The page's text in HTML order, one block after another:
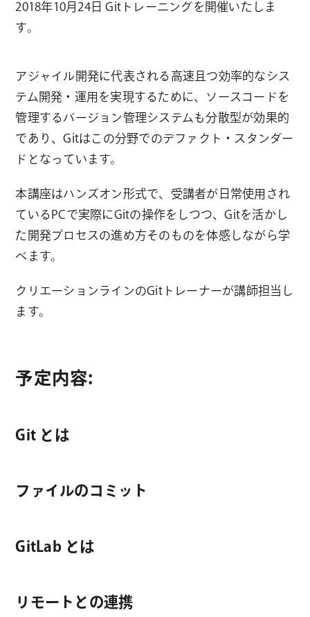
2018年10月24日 Gitトレーニングを開催いたしま
す。
アジャイル開発に代表される高速且つ効率的なシス
テム開発・運用を実現するために、ソースコードを
管理するバージョン管理システムも分散型が効果的
であり、Gitはこの分野でのデファクト・スタンダー
ドとなっています。
本講座はハンズオン形式で、受講者が日常使用され
ているPCで実際にGitの操作をしつつ、Gitを活かし
た開発プロセスの進め方そのものを体感しながら学
べます。
クリエーションラインのGitトレーナーが講師担当し
ます。
予定内容:
Git とは
ファイルのコミット
GitLab とは
リモートとの連携